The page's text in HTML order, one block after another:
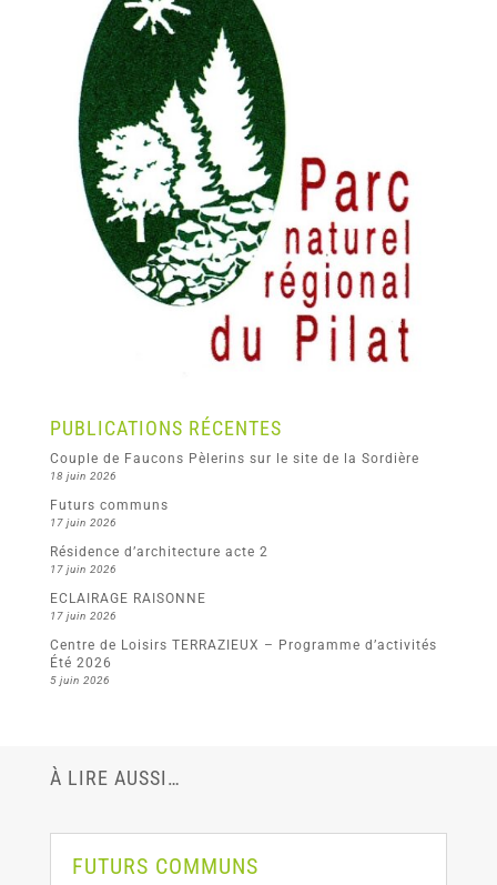
PUBLICATIONS RÉCENTES
Couple de Faucons Pèlerins sur le site de la Sordière
18 juin 2026
Futurs communs
17 juin 2026
Résidence d’architecture acte 2
17 juin 2026
ECLAIRAGE RAISONNE
17 juin 2026
Centre de Loisirs TERRAZIEUX – Programme d’activités
Été 2026
5 juin 2026
À LIRE AUSSI…
FUTURS COMMUNS